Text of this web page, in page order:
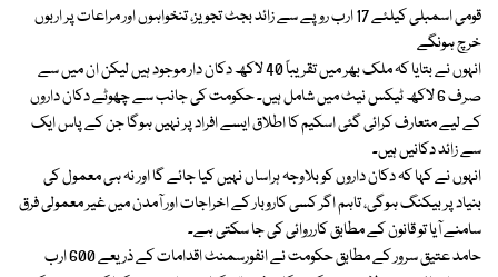
قومی اسمبلی کیلئے 17 ارب روپے سے زائد بجٹ تجویز، تنخواہوں اور مراعات پر اربوں
خرچ ہونگے
انہوں نے بتایا کہ ملک بھر میں تقریباً 40 لاکھ دکان دار موجود ہیں لیکن ان میں سے
صرف 6 لاکھ ٹیکس نیٹ میں شامل ہیں۔ حکومت کی جانب سے چھوٹے دکان داروں
کے لیے متعارف کرائی گئی اسکیم کا اطلاق ایسے افراد پر نہیں ہوگا جن کے پاس ایک
سے زائد دکانیں ہیں۔
انہوں نے کہا کہ دکان داروں کو بلاوجہ ہراساں نہیں کیا جائے گا اور نہ ہی معمول کی
بنیاد پر بیکنگ ہوگی، تاہم اگر کسی کاروبار کے اخراجات اور آمدن میں غیر معمولی فرق
سامنے آیا تو قانون کے مطابق کارروائی کی جا سکتی ہے۔
حامد عتیق سرور کے مطابق حکومت نے انفورسمنٹ اقدامات کے ذریعے 600 ارب